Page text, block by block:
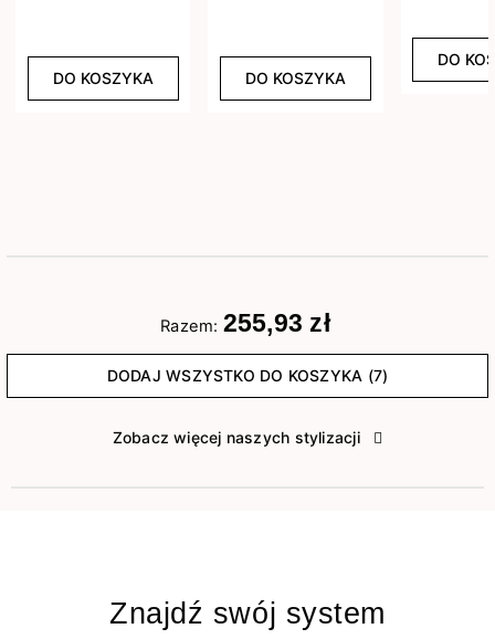
DO KOSZYKA DO KOSZYKA
DO
Razem: 255,93 zł
DODAJ WSZYSTKO DO KOSZYKA (7)
Zobacz więcej naszych stylizacji
Znajdź swój system